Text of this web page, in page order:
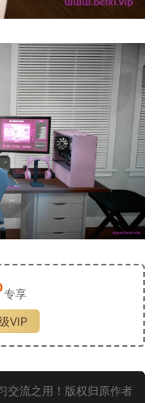
专享
VIP
交流之用！版权归原作者